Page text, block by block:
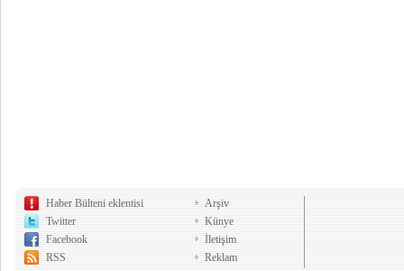
Haber Bülteni eklentisi
Twitter
Facebook
RSS
Arşiv
Künye
İletişim
Reklam